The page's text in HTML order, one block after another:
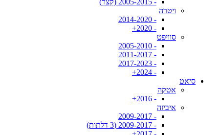
- 2005-2015 (קצר)
ויטרה
- 2014-2020
- 2020+
סוויפט
- 2005-2010
- 2011-2017
- 2017-2023
- 2024+
סיאט
אטקה
- 2016+
איביזה
- 2009-2017
- 2009-2017 (3 דלתות)